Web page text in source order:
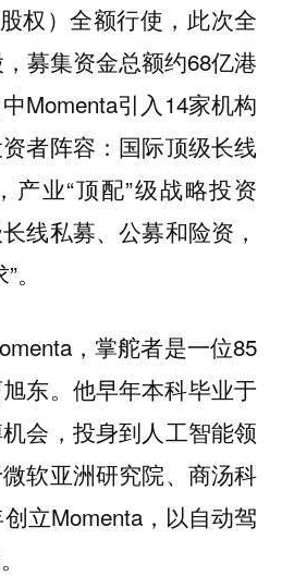
权）全额行使，此次全
募集资金总额约68亿港
Momenta引入14家机构
者阵容：国际顶级长线
产业“顶配”级战略投资
线私募、公募和险资，
，掌舵者是一位85
东。他早年本科毕业于
会，投身到人工智能领
软亚洲研究院、商汤科
立Momenta，以自动驾